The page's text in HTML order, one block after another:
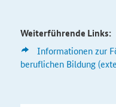
Weiterführende Links:
Informationen zur
beruflichen Bildung